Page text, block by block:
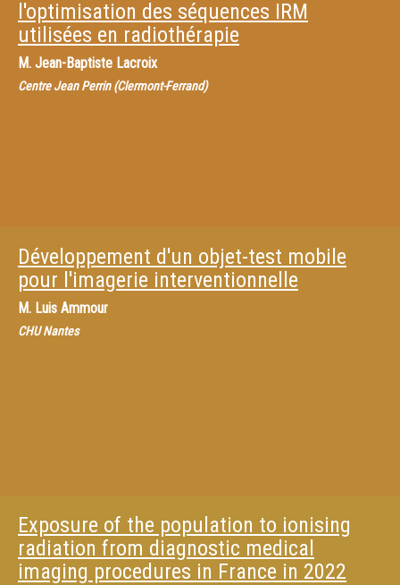
l'optimisation des séquences IRM
utilisées en radiothérapie
M. Jean-Baptiste Lacroix
Centre Jean Perrin (Clermont-Ferrand)
Développement d'un objet-test mobile
pour l'imagerie interventionnelle
M. Luis Ammour
CHU Nantes
Exposure of the population to ionising
radiation from diagnostic medical
imaging procedures in France in 2022